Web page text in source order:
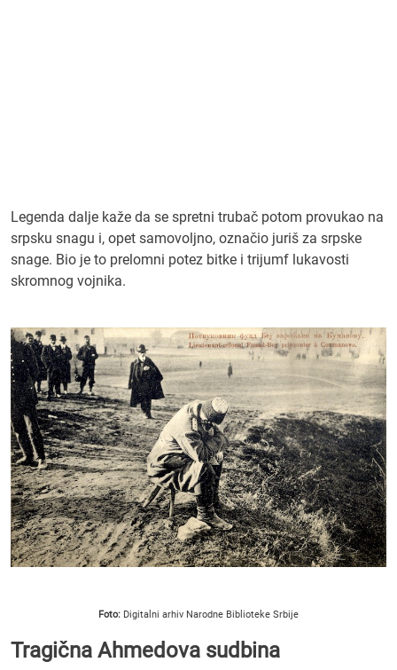
Legenda dalje kaže da se spretni trubač potom provukao na
srpsku snagu i, opet samovoljno, označio juriš za srpske
snage. Bio je to prelomni potez bitke i trijumf lukavosti
skromnog vojnika.
Foto: Digitalni arhiv Narodne Biblioteke Srbije
Tragična Ahmedova sudbina